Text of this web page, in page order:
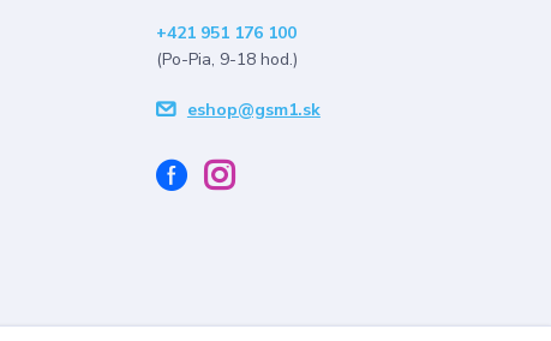
+421 951 176 100
(Po-Pia, 9-18 hod.)
eshop@gsm1.sk